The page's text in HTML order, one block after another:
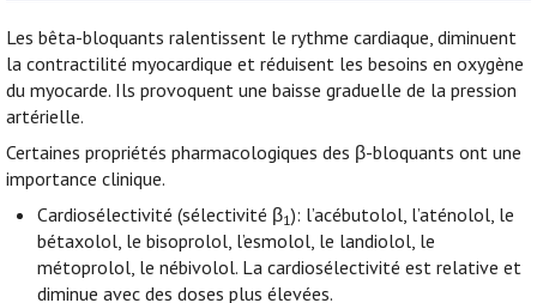
Les bêta-bloquants ralentissent le rythme cardiaque, diminuent
la contractilité myocardique et réduisent les besoins en oxygène
du myocarde. Ils provoquent une baisse graduelle de la pression
artérielle.
Certaines propriétés pharmacologiques des β-bloquants ont une
importance clinique.
Cardiosélectivité (sélectivité β1): l’acébutolol, l’aténolol, le
bétaxolol, le bisoprolol, l’esmolol, le landiolol, le
métoprolol, le nébivolol. La cardiosélectivité est relative et
diminue avec des doses plus élevées.